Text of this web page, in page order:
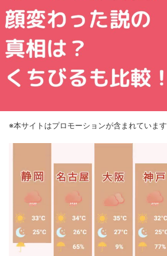
※本サイトはプロモーションが含まれています